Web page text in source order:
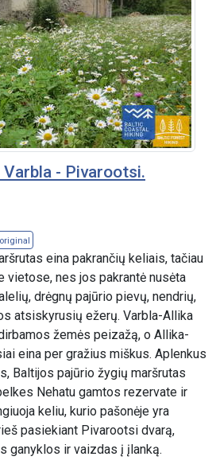
- Pivarootsi.
eina pakrančių keliais, tačiau
vietose, nes jos pakrantė nusėta
drėgnų pajūrio pievų, nendrių,
atsiskyrusių ežerų. Varbla-Allika
žemės peizažą, o Allika-
eina per gražius miškus. Aplenkus
Baltijos pajūrio žygių maršrutas
Nehatu gamtos rezervate ir
keliu, kurio pašonėje yra
pasiekiant Pivarootsi dvarą,
ganyklos ir vaizdas į įlanką.